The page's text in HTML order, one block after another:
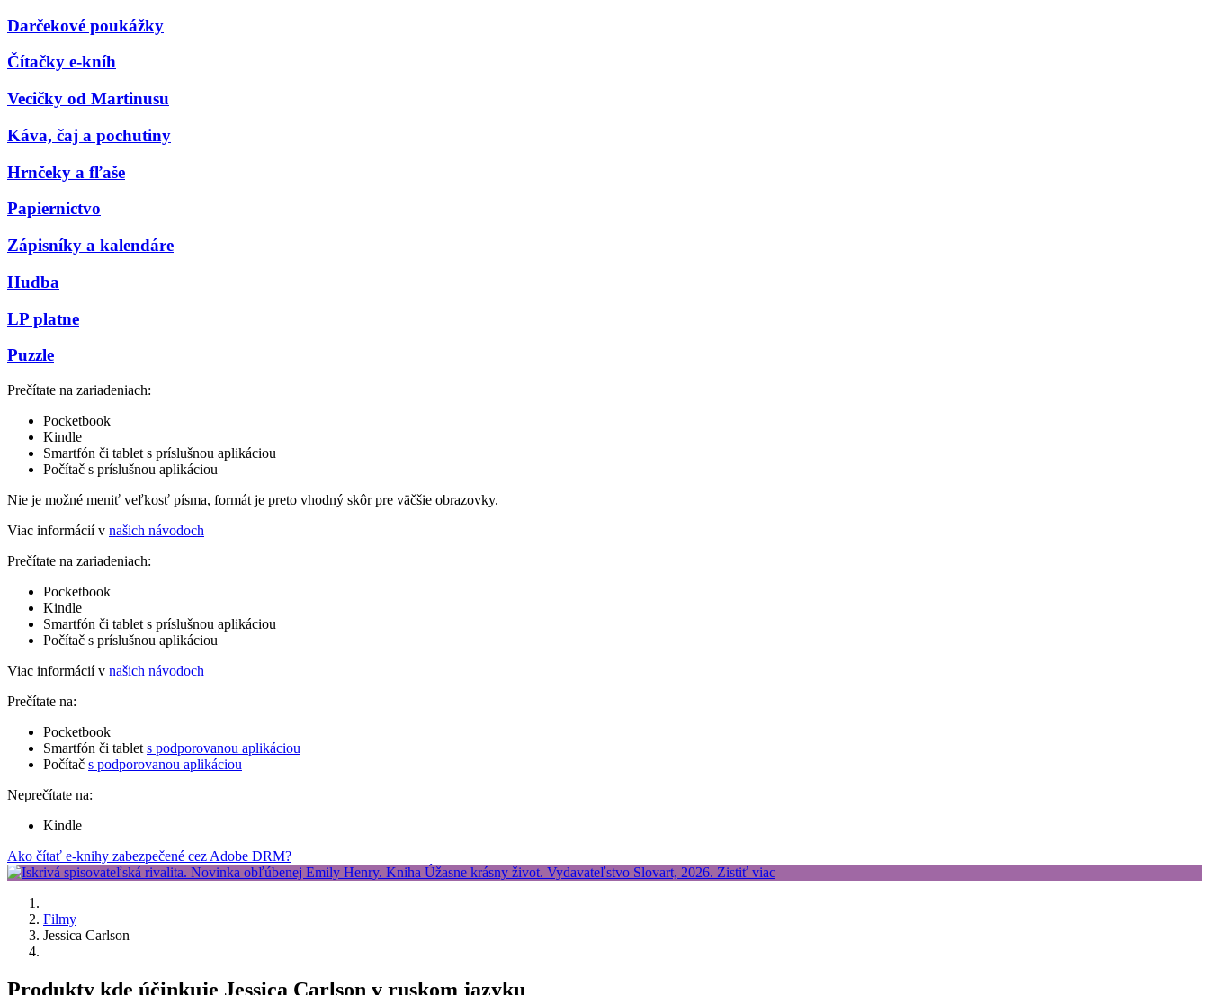
Darčekové poukážky
Čítačky e-kníh
Vecičky od Martinusu
Káva, čaj a pochutiny
Hrnčeky a fľaše
Papiernictvo
Zápisníky a kalendáre
Hudba
LP platne
Puzzle
Prečítate na zariadeniach:
Pocketbook
Kindle
Smartfón či tablet s príslušnou aplikáciou
Počítač s príslušnou aplikáciou
Nie je možné meniť veľkosť písma, formát je preto vhodný skôr pre väčšie obrazovky.
Viac informácií v našich návodoch
Prečítate na zariadeniach:
Pocketbook
Kindle
Smartfón či tablet s príslušnou aplikáciou
Počítač s príslušnou aplikáciou
Viac informácií v našich návodoch
Prečítate na:
Pocketbook
Smartfón či tablet s podporovanou aplikáciou
Počítač s podporovanou aplikáciou
Neprečítate na:
Kindle
Ako čítať e-knihy zabezpečené cez Adobe DRM?
Filmy
Jessica Carlson
Produkty kde účinkuje Jessica Carlson v ruskom jazyku